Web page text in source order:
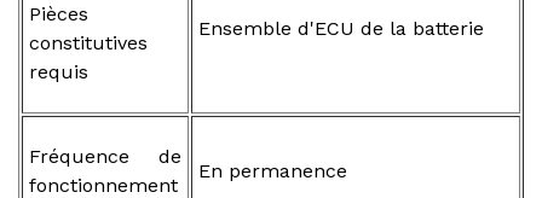
Pièces
constitutives
requis
Ensemble d'ECU de la batterie
Fréquence de
fonctionnement
En permanence